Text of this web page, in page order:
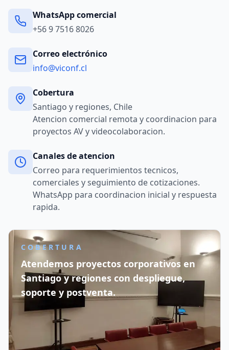
WhatsApp comercial
+56 9 7516 8026
Correo electrónico
info@viconf.cl
Cobertura
Santiago y regiones, Chile
Atencion comercial remota y coordinacion para
proyectos AV y videocolaboracion.
Canales de atencion
Correo para requerimientos tecnicos,
comerciales y seguimiento de cotizaciones.
WhatsApp para coordinacion inicial y respuesta
rapida.
COBERTURA
Atendemos proyectos corporativos en
Santiago y regiones con despliegue,
soporte y postventa.